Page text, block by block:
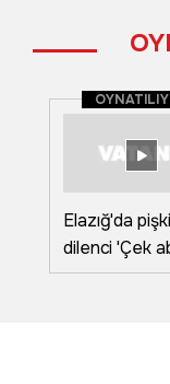
Elazığ'da
dilenci 'Çek
dedi, zabıta